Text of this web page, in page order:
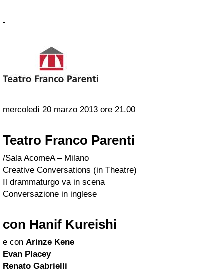
-
mercoledì 20 marzo 2013 ore 21.00
Teatro Franco Parenti
/Sala AcomeA – Milano
Creative Conversations (in Theatre)
Il drammaturgo va in scena
Conversazione in inglese
con Hanif Kureishi
e con Arinze Kene
Evan Placey
Renato Gabrielli